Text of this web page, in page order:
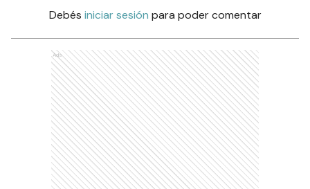
Debés iniciar sesión para poder comentar
Ads